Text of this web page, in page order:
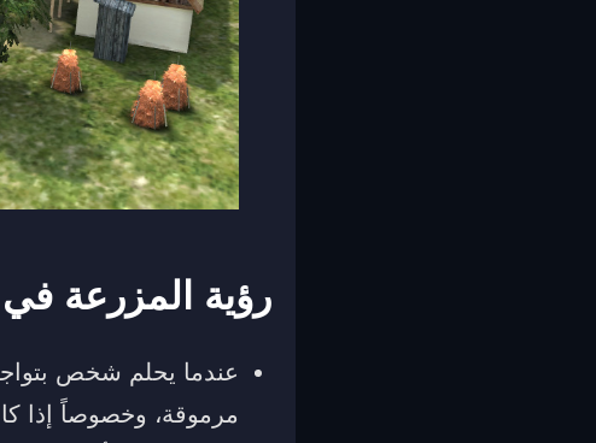
رؤية المزرعة في
عندما يحلم شخص
مرموقة، وخصوصاً إذا